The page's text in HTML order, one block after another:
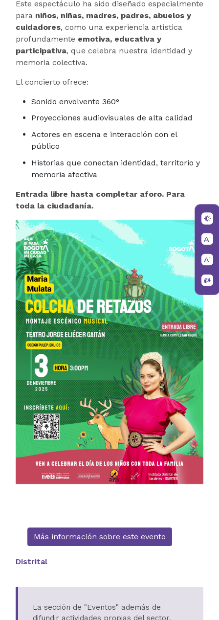
Este espectáculo ha sido diseñado especialmente
para niños, niñas, madres, padres, abuelos y
cuidadores, como una experiencia artística
profundamente emotiva, educativa y
participativa, que celebra nuestra identidad y
memoria colectiva.
El concierto ofrece:
Sonido envolvente 360°
Proyecciones audiovisuales de alta calidad
Actores en escena e interacción con el
público
Historias que conectan identidad, territorio y
memoria afectiva
Entrada libre hasta completar aforo. Para
toda la ciudadanía.
Más información sobre este evento
Distrital
La sección de "Eventos" además de
difundir actividades propias del sector,